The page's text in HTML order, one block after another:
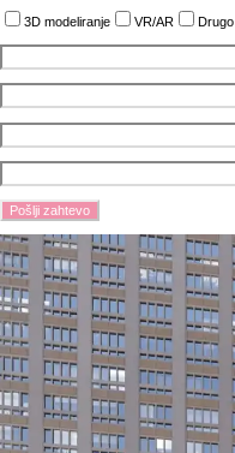
3D modeliranje VR/AR Drugo